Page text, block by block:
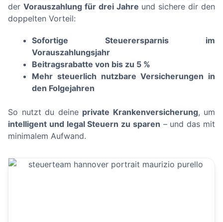
der Vorauszahlung für drei Jahre und sichere dir den
doppelten Vorteil:
Sofortige Steuerersparnis im
Vorauszahlungsjahr
Beitragsrabatte von bis zu 5 %
Mehr steuerlich nutzbare Versicherungen in
den Folgejahren
So nutzt du deine private Krankenversicherung, um
intelligent und legal Steuern zu sparen – und das mit
minimalem Aufwand.